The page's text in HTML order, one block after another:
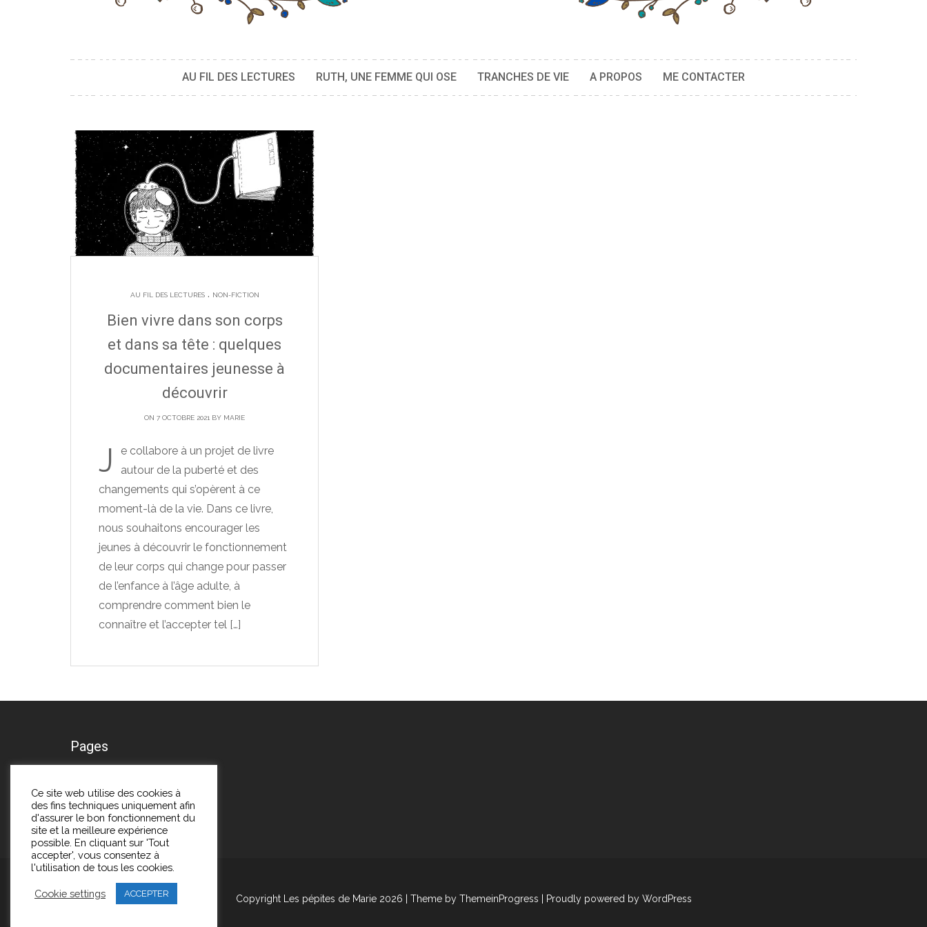
AU FIL DES LECTURES RUTH, UNE FEMME QUI OSE TRANCHES DE VIE A PROPOS ME CONTACTER
AU FIL DES LECTURES. NON-FICTION
Bien vivre dans son corps
et dans sa tête : quelques
documentaires jeunesse à
découvrir
ON 7 OCTOBRE 2021 BY MARIE
J
e collabore à un projet de livre
autour de la puberté et des
changements qui s’opèrent à ce
moment-là de la vie. Dans ce livre,
nous souhaitons encourager les
jeunes à découvrir le fonctionnement
de leur corps qui change pour passer
de l’enfance à l’âge adulte, à
comprendre comment bien le
connaître et l’accepter tel […]
Pages
Me contacter
Copyright Les pépites de Marie 2026 | Theme by ThemeinProgress | Proudly powered by WordPress
Ce site web utilise des cookies à
des fins techniques uniquement afin
d'assurer le bon fonctionnement du
site et la meilleure expérience
possible. En cliquant sur 'Tout
accepter', vous consentez à
l'utilisation de tous les cookies.
Cookie settings ACCEPTER